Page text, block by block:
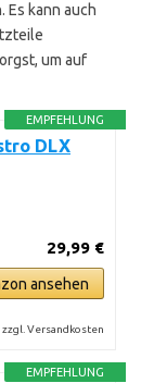
Es kann auch
um auf
EMPFEHLUNG
DLX
29,99 €
ansehen
zzgl. Versandkosten
EMPFEHLUNG